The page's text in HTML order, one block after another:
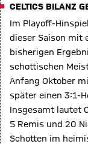
CELTICS BILANZ
Im Playoff-
dieser Saison mit
bisherigen
schottischen
Anfang Oktober
später einen 3:1-
Insgesamt lautet
5 Remis und 20
Schotten im